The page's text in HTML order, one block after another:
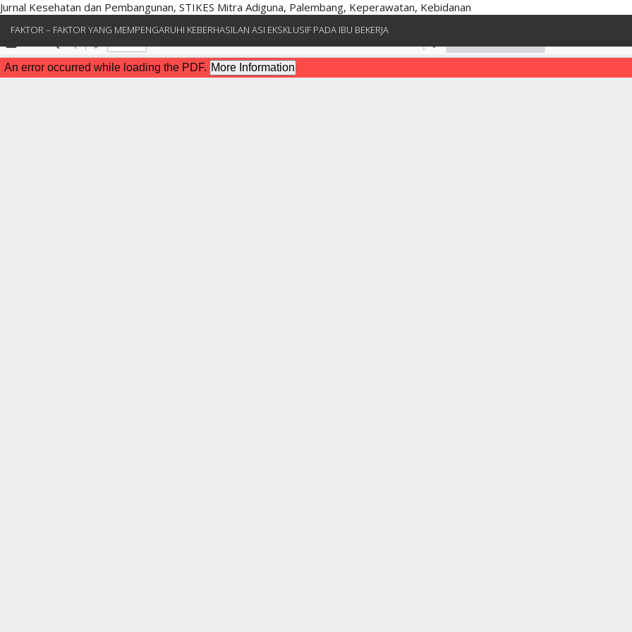
Jurnal Kesehatan dan Pembangunan, STIKES Mitra Adiguna, Palembang, Keperawatan, Kebidanan
Rincian
Artikel
FAKTOR – FAKTOR YANG MEMPENGARUHI KEBERHASILAN ASI EKSKLUSIF PADA IBU BEKERJA